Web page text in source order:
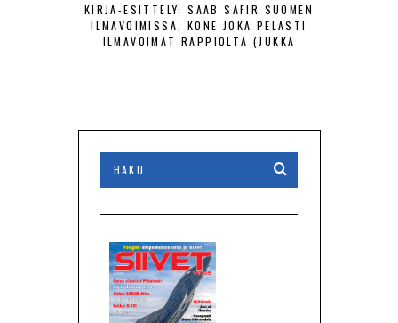
KIRJA-ESITTELY: SAAB SAFIR SUOMEN
ILMAVOIMISSA, KONE JOKA PELASTI
ILMAVOIMAT RAPPIOLTA (JUKKA